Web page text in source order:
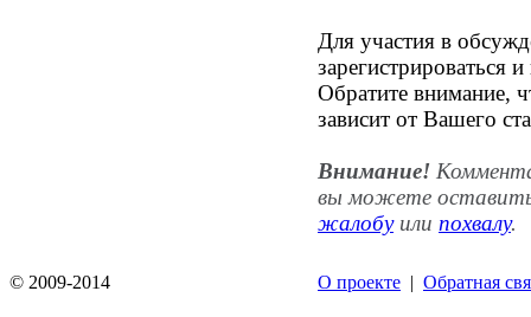
Для участия в
зарегистрироваться
Обратите внимание,
зависит от Вашего
Внимание!
вы можете
жалобуили похвалу.
© 2009-2014 О проекте | Обратная